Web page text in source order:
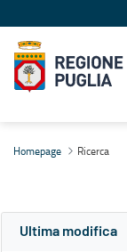
Homepage Ricerca
Ultima modifica